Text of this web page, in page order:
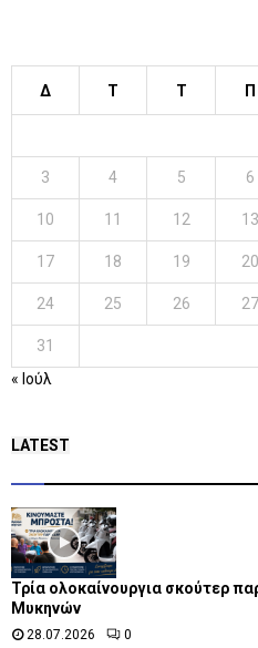
Δ Τ Τ Π
3 4 5 6
10 11 12 13
17 18 19 20
24 25 26 27
31
« Ιούλ
LATEST
Τρία ολοκαίνουργια σκούτερ
Μυκηνών
28.07.2026 0